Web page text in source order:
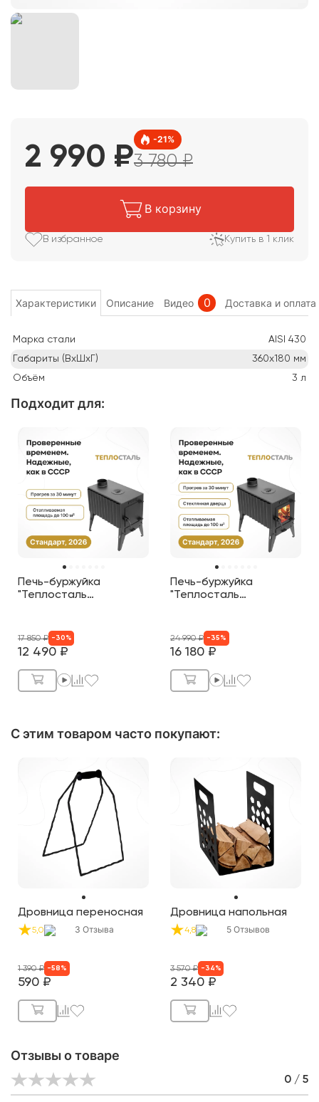
2 990 ₽
-21%
3 780₽
В корзину
В избранное Купить в 1 клик
Характеристики Описание Видео 0 Доставка и оплата
Марка стали
AISI 430
Габариты (ВхШхГ)
360х180 мм
Объём
3 л
Подходит для:
Печь-буржуйка
"Теплосталь
12 490 ₽
17 850₽ - 30 %
Печь-буржуйка
"Теплосталь
16 180 ₽
24 990₽ - 35 %
С этим товаром часто покупают:
Дровница переносная
5,0 3 Отзыва
590 ₽
1 390₽ -58 %
Дровница напольная
4,8 5 Отзывов
2 340 ₽
3 570₽ - 34 %
Отзывы о товаре
0 / 5